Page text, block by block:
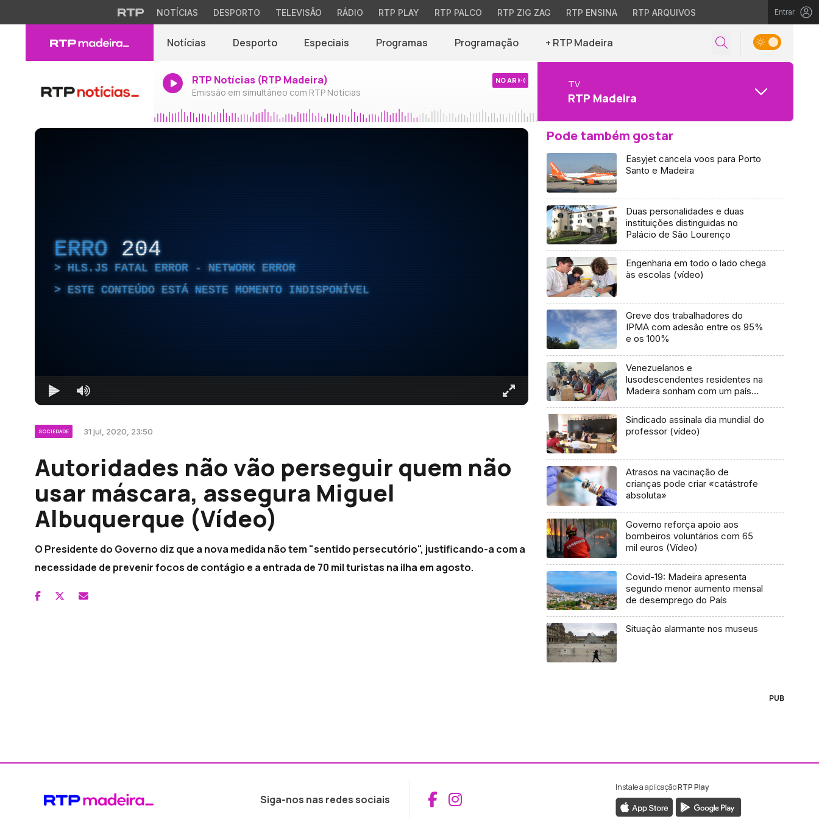
NOTÍCIAS DESPORTO TELEVISÃO RÁDIO RTP PLAY RTP PALCO RTP ZIG ZAG RTP ENSINA RTP ARQUIVOS Entrar
Notícias Desporto Especiais Programas Programação + RTP Madeira
RTP Notícias (RTP Madeira)
Emissão em simultâneo com RTP Notícias
NO AR TV
RTP Madeira
ERRO 204
HLS.JS FATAL ERROR - NETWORK ERROR
ESTE CONTEÚDO ESTÁ NESTE MOMENTO INDISPONÍVEL
SOCIEDADE 31 jul, 2020, 23:50
Autoridades não vão perseguir quem não
usar máscara, assegura Miguel
Albuquerque (Vídeo)
O Presidente do Governo diz que a nova medida não tem "sentido persecutório", justificando-a com a
necessidade de prevenir focos de contágio e a entrada de 70 mil turistas na ilha em agosto.
Pode também gostar
Easyjet cancela voos para Porto
Santo e Madeira
Duas personalidades e duas
instituições distinguidas no
Palácio de São Lourenço
Engenharia em todo o lado chega
às escolas (vídeo)
Greve dos trabalhadores do
IPMA com adesão entre os 95%
e os 100%
Venezuelanos e
lusodescendentes residentes na
Madeira sonham com um país
Sindicado assinala dia mundial do
professor (vídeo)
Atrasos na vacinação de
crianças pode criar «catástrofe
absoluta»
Governo reforça apoio aos
bombeiros voluntários com 65
mil euros (Vídeo)
Covid-19: Madeira apresenta
segundo menor aumento mensal
de desemprego do País
Situação alarmante nos museus
PUB
Siga-nos nas redes sociais Aceder ao Facebook da RTP Madeira
Aceder ao Instagram da RTP Madeira
Instale a aplicaçãoRTP Play